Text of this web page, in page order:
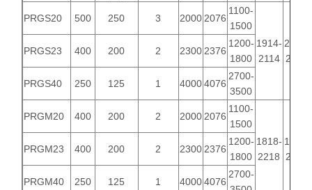
Aufzugsgeräte
PRGS20 500 250 3 20002076
1100-
1500
1914-
2114
2064-
2264
PRGS23 400 200 2 23002376
1200-
1800
PRGS40 250 125 1 40004076
2700-
3500
PRGM20 400 200 2 20002076
1100-
1500
1818-
2218
1968-
2368
PRGM23 400 200 2 23002376
1200-
1800
PRGM40 250 125 1 40004076
2700-